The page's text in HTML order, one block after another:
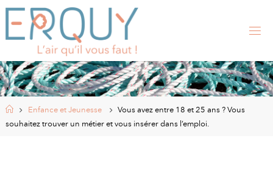
Skip
content
RQ
UY
, SI
T
HomeEnfance et Jeunesse
Vous avez entre 18 et 25 ans ? Vous
souhaitez trouver un métier et vous insérer dans l’emploi.